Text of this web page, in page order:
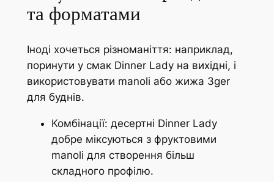
та форматами
Іноді хочеться різноманіття: наприклад,
поринути у смак Dinner Lady на вихідні, і
використовувати manoli або жижа 3ger
для буднів.
Комбінації: десертні Dinner Lady
добре міксуються з фруктовими
manoli для створення більш
складного профілю.